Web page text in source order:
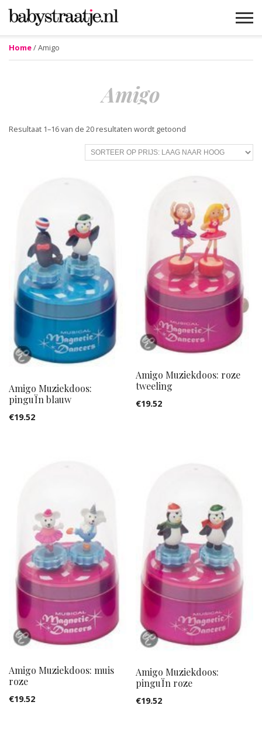
MAMAVLOGS
ZWANGER
BABY
LIFESTYLE
MUSTHAVES
CELEBS
ADVIES
WEBSHOPS
GRATIS
WIN
KORTINGEN
Home/ Amigo
Amigo
Resultaat 1–16 van de 20 resultaten wordt getoond
op
prijs:
hoog
Amigo Muziekdoos:
pinguÏn blauw
€19.52
Amigo Muziekdoos: roze
tweeling
€19.52
Amigo Muziekdoos: muis
roze
€19.52
Amigo Muziekdoos:
pinguÏn roze
€19.52